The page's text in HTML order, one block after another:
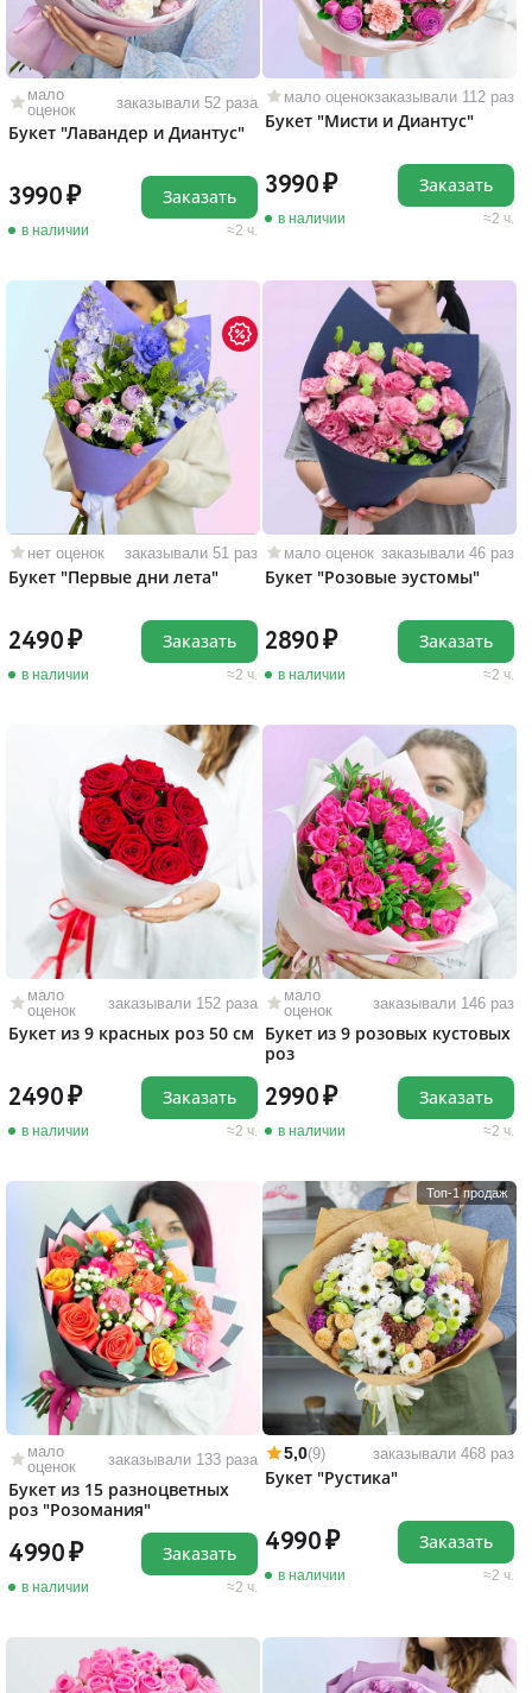
мало
оценок
заказывали 52 раза
Букет "Лавандер и Диантус"
3990
в наличии 2 ч.
Заказать
мало оценокзаказывали 112 раз
Букет "Мисти и Диантус"
3990
в наличии 2 ч.
Заказать
нет оценок заказывали 51 раз
Букет "Первые дни лета"
2490
в наличии 2 ч.
Заказать
мало оценок заказывали 46 раз
Букет "Розовые эустомы"
2890
в наличии 2 ч.
Заказать
мало
оценок
заказывали 152 раза
Букет из 9 красных роз 50 см
2490
в наличии 2 ч.
Заказать
мало
оценок
заказывали 146 раз
Букет из 9 розовых кустовых
роз
2990
в наличии 2 ч.
Заказать
мало
оценок
заказывали 133 раза
Букет из 15 разноцветных
роз "Розомания"
4990
в наличии 2 ч.
Заказать
Топ-1 продаж
5,0(9) заказывали 468 раз
Букет "Рустика"
4990
в наличии 2 ч.
Заказать